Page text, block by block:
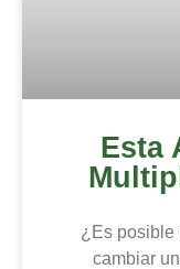
Esta
¿Es posible
cambiar